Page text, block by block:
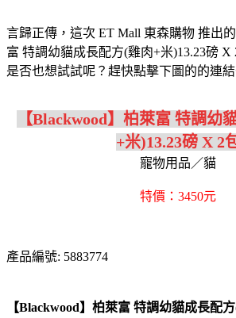
言歸正傳，這次 ET Mall 東森購物 推出
富 特調幼貓成長配方(雞肉+米)13.23磅
是否也想試試呢？趕快點擊下圖的的連結
【Blackwood】柏萊富 特調幼
+米)13.23磅 X 2
寵物用品／貓
特價：3450元
產品編號: 5883774
【Blackwood】柏萊富 特調幼貓成長配